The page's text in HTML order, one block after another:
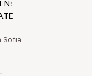
Sofia